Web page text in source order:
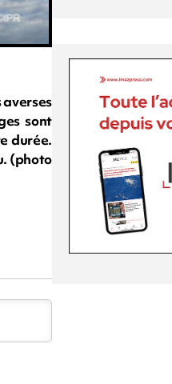
sont
durée.
(photo